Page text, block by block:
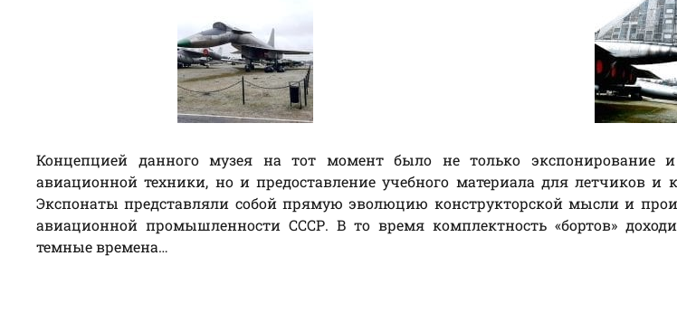
Концепцией данного музея на тот момент было не только экспонирование и
авиационной техники, но и предоставление учебного материала для летчиков и
Экспонаты представляли собой прямую эволюцию конструкторской мысли и
авиационной промышленности СССР. В то время комплектность «бортов»
темные времена…